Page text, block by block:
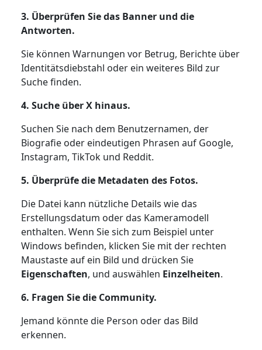
3. Überprüfen Sie das Banner und die
Antworten.
Sie können Warnungen vor Betrug, Berichte über
Identitätsdiebstahl oder ein weiteres Bild zur
Suche finden.
4. Suche über X hinaus.
Suchen Sie nach dem Benutzernamen, der
Biografie oder eindeutigen Phrasen auf Google,
Instagram, TikTok und Reddit.
5. Überprüfe die Metadaten des Fotos.
Die Datei kann nützliche Details wie das
Erstellungsdatum oder das Kameramodell
enthalten. Wenn Sie sich zum Beispiel unter
Windows befinden, klicken Sie mit der rechten
Maustaste auf ein Bild und drücken Sie
Eigenschaften, und auswählen Einzelheiten.
6. Fragen Sie die Community.
Jemand könnte die Person oder das Bild
erkennen.